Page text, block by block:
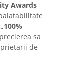
Awards
„100%
sa
de